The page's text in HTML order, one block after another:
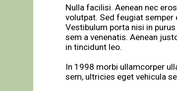
Nulla facilisi. Aenean nec
volutpat. Sed feugiat
Vestibulum porta nisi in
sem a venenatis. Aenean
in tincidunt leo.
In 1998 morbi ullamcorper
sem, ultricies eget vehicula